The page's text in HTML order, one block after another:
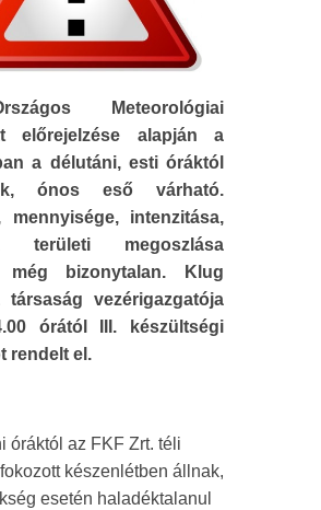
Meteorológiai
előrejelzése alapján a
a délutáni, esti óráktól
ónos eső várható.
mennyisége, intenzitása,
területi megoszlása
még bizonytalan. Klug
társaság vezérigazgatója
órától III. készültségi
rendelt el.
óráktól az FKF Zrt. téli
készenlétben állnak,
esetén haladéktalanul